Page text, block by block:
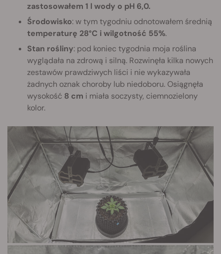
zastosowałem 1 l wody o pH 6,0.
Środowisko: w tym tygodniu odnotowałem średnią
temperaturę 28°C i wilgotność 55%.
Stan rośliny: pod koniec tygodnia moja roślina
wyglądała na zdrową i silną. Rozwinęła kilka nowych
zestawów prawdziwych liści i nie wykazywała
żadnych oznak choroby lub niedoboru. Osiągnęła
wysokość 8 cm i miała soczysty, ciemnozielony
kolor.